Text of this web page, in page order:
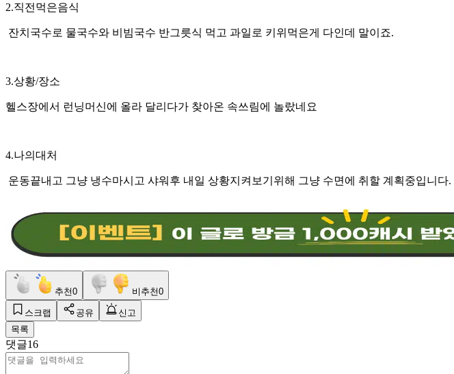
2.직전먹은음식
잔치국수로 물국수와 비빔국수 반그릇식 먹고 과일로 키위먹은게 다인데 말이죠.
3.상황/장소
헬스장에서 런닝머신에 올라 달리다가 찾아온 속쓰림에 놀랐네요
4.나의대처
운동끝내고 그냥 냉수마시고 샤워후 내일 상황지켜보기위해 그냥 수면에 취할 계획중입니
추천0 비추천0
스크랩 공유
신고
목록
댓글16